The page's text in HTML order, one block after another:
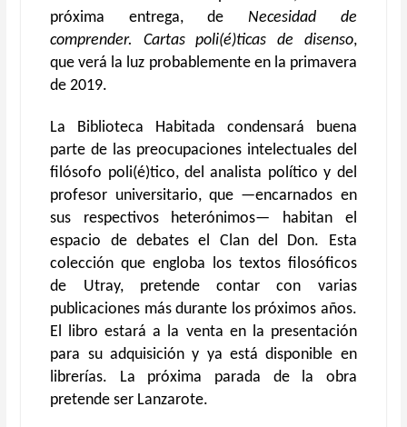
próxima entrega, deNecesidad de
comprender. Cartas poli(é)ticas de disenso,
que verá la luz probablemente en la primavera
de 2019.
La Biblioteca Habitada condensará buena
parte de las preocupaciones intelectuales del
filósofo poli(é)tico, del analista político y del
profesor universitario, que —encarnados en
sus respectivos heterónimos— habitan el
espacio de debates el Clan del Don. Esta
colección que engloba los textos filosóficos
de Utray, pretende contar con varias
publicaciones más durante los próximos años.
El libro estará a la venta en la presentación
para su adquisición y ya está disponible en
librerías. La próxima parada de la obra
pretende ser Lanzarote.